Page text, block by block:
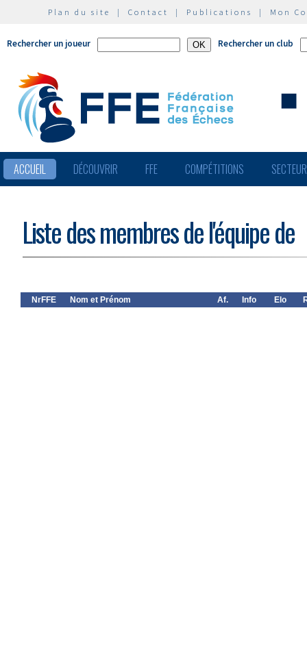
Plan du site | Contact | Publications | Mon
Rechercher un joueur Rechercher un club
ACCUEIL DÉCOUVRIR FFE COMPÉTITIONS
Liste des membres de l'équipe de
NrFFE Nom et Prénom Af. Info Elo